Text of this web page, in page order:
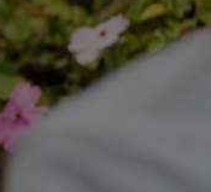
VALMISTUS JA